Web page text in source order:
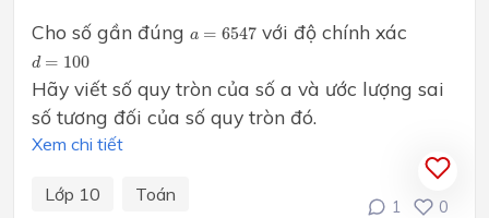
Cho số gần đúng a = 6547
a =6547với độ chính xác
d = 100
d 100
Hãy viết số quy tròn của số a và ước lượng sai
số tương đối của số quy tròn đó.
Xem chi tiết
Lớp 10 Toán
1 0